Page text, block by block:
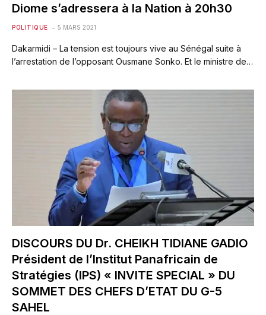
Diome s’adressera à la Nation à 20h30
POLITIQUE 5 MARS 2021
Dakarmidi – La tension est toujours vive au Sénégal suite à
l’arrestation de l’opposant Ousmane Sonko. Et le ministre de…
DISCOURS DU Dr. CHEIKH TIDIANE GADIO
Président de l’Institut Panafricain de
Stratégies (IPS) « INVITE SPECIAL » DU
SOMMET DES CHEFS D’ETAT DU G-5
SAHEL